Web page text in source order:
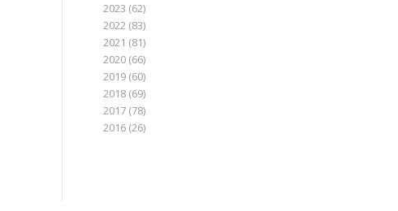
2023 (62)
2022(83)
2021 (81)
2020(66)
2019(60)
2018(69)
2017(78)
2016(26)